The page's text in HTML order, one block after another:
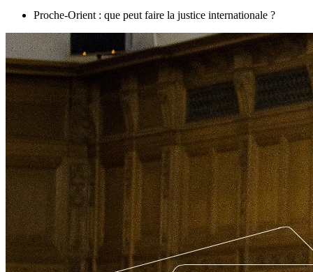
Proche-Orient : que peut faire la justice internationale ?